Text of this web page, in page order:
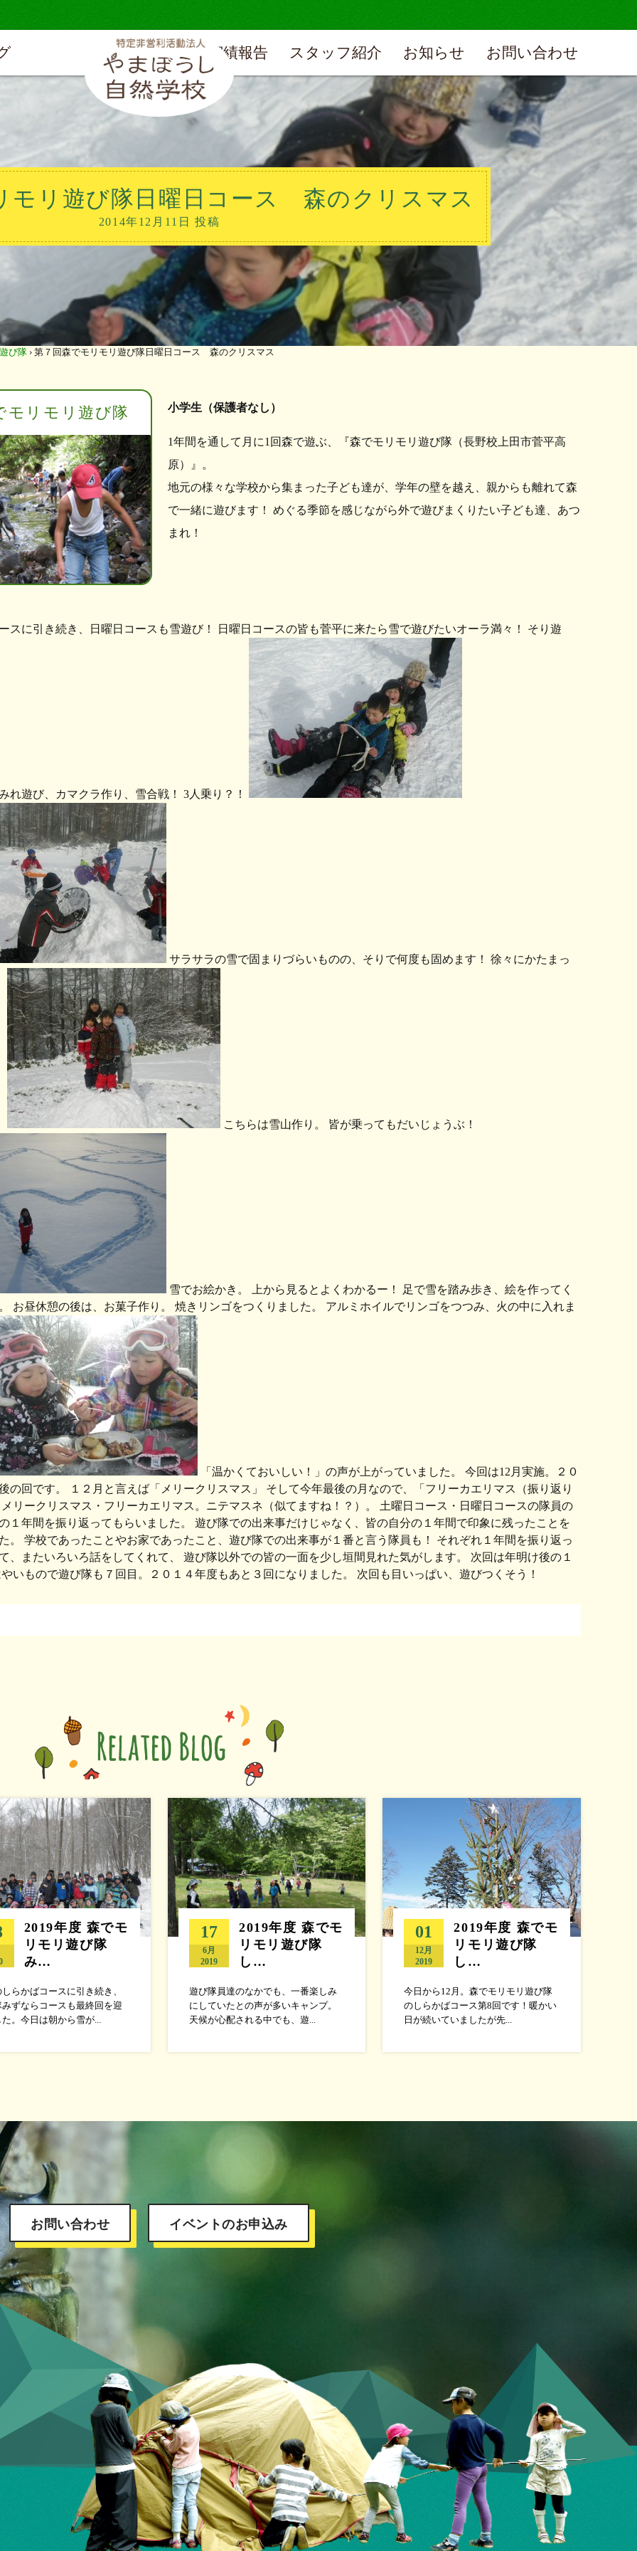
実績報告 スタッフ紹介 お知らせ お問い合わせ
モリ遊び隊日曜日コース 森のクリスマス
2014年12月11日 投稿
び隊 › 第７回森でモリモリ遊び隊日曜日コース 森のクリスマス
モリモリ遊び隊 小学生（保護者なし）
1年間を通して月に1回森で遊ぶ、『森でモリモリ遊び隊（長野校上田市菅平高
原）』。
地元の様々な学校から集まった子ども達が、学年の壁を越え、親からも離れて森
で一緒に遊びます！ めぐる季節を感じながら外で遊びまくりたい子ども達、あつ
まれ！
スに引き続き、日曜日コースも雪遊び！ 日曜日コースの皆も菅平に来たら雪で遊びたいオーラ満々！ そり遊
れ遊び、カマクラ作り、雪合戦！ 3人乗り？！
サラサラの雪で固まりづらいものの、そりで何度も固めます！ 徐々にかたまっ
こちらは雪山作り。 皆が乗ってもだいじょうぶ！
雪でお絵かき。 上から見るとよくわかるー！ 足で雪を踏み歩き、絵を作ってく
お昼休憩の後は、お菓子作り。 焼きリンゴをつくりました。 アルミホイルでリンゴをつつみ、火の中に入れま
「温かくておいしい！」の声が上がっていました。 今回は12月実施。２０
の回です。 １２月と言えば「メリークリスマス」 そして今年最後の月なので、「フリーカエリマス（振り返り
リークリスマス・フリーカエリマス。ニテマスネ（似てますね！？）。 土曜日コース・日曜日コースの隊員の
１年間を振り返ってもらいました。 遊び隊での出来事だけじゃなく、皆の自分の１年間で印象に残ったことを
。 学校であったことやお家であったこと、遊び隊での出来事が１番と言う隊員も！ それぞれ１年間を振り返っ
、またいろいろ話をしてくれて、 遊び隊以外での皆の一面を少し垣間見れた気がします。 次回は年明け後の１
いもので遊び隊も７回目。２０１４年度もあと３回になりました。 次回も目いっぱい、遊びつくそう！
2019年度 森でモ
リモリ遊び隊
み…
らかばコースに引き続き、
ずならコースも最終回を迎
。今日は朝から雪が...
17
6月
2019
2019年度 森でモ
リモリ遊び隊
し…
遊び隊員達のなかでも、一番楽しみ
にしていたとの声が多いキャンプ。
天候が心配される中でも、遊...
01
12月
2019
2019年度 森でモ
リモリ遊び隊
し…
今日から12月。森でモリモリ遊び隊
のしらかばコース第8回です！暖かい
日が続いていましたが先...
お問い合わせ イベントのお申込み